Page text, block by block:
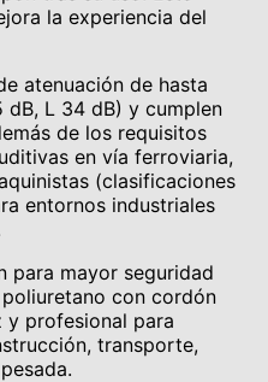
la experiencia del
atenuación de hasta
dB, L 34 dB) y cumplen
de los requisitos
en vía ferroviaria,
(clasificaciones
entornos industriales
para mayor seguridad
con cordón
y profesional para
transporte,